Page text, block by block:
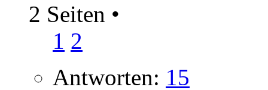
2 Seiten •
1 2
Antworten: 15